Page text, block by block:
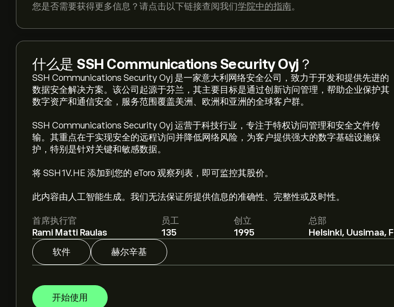
您是否需要获得更多信息？请点击以下链接查阅我们学院中的指南。
什么是 SSH Communications Security Oyj？
SSH Communications Security Oyj 是一家意大利网络安全公司，致力于开发和提供先进的
数据安全解决方案。该公司起源于芬兰，其主要目标是通过创新访问管理，帮助企业保护其
数字资产和通信安全，服务范围覆盖美洲、欧洲和亚洲的全球客户群。
SSH Communications Security Oyj 运营于科技行业，专注于特权访问管理和安全文件传
输。其重点在于实现安全的远程访问并降低网络风险，为客户提供强大的数字基础设施保
护，特别是针对关键和敏感数据。
将 SSH1V.HE 添加到您的 eToro 观察列表，即可监控其股价。
此内容由人工智能生成。我们无法保证所提供信息的准确性、完整性或及时性。
首席执行官
Rami Matti Raulas
员工
135
创立
1995
总部
Helsinki, Uusimaa, FI
软件
赫尔辛基
开始使用